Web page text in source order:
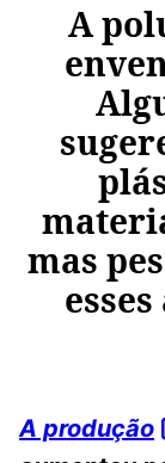
A
mas
A produção